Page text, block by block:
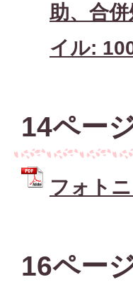
助、合
イル:
14ペー
フォト
16ペー